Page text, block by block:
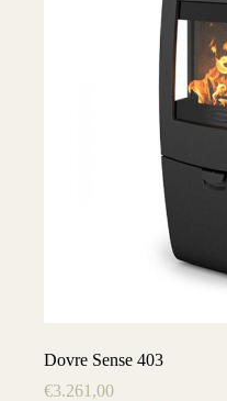
Dovre Sense 403
€3.261,00